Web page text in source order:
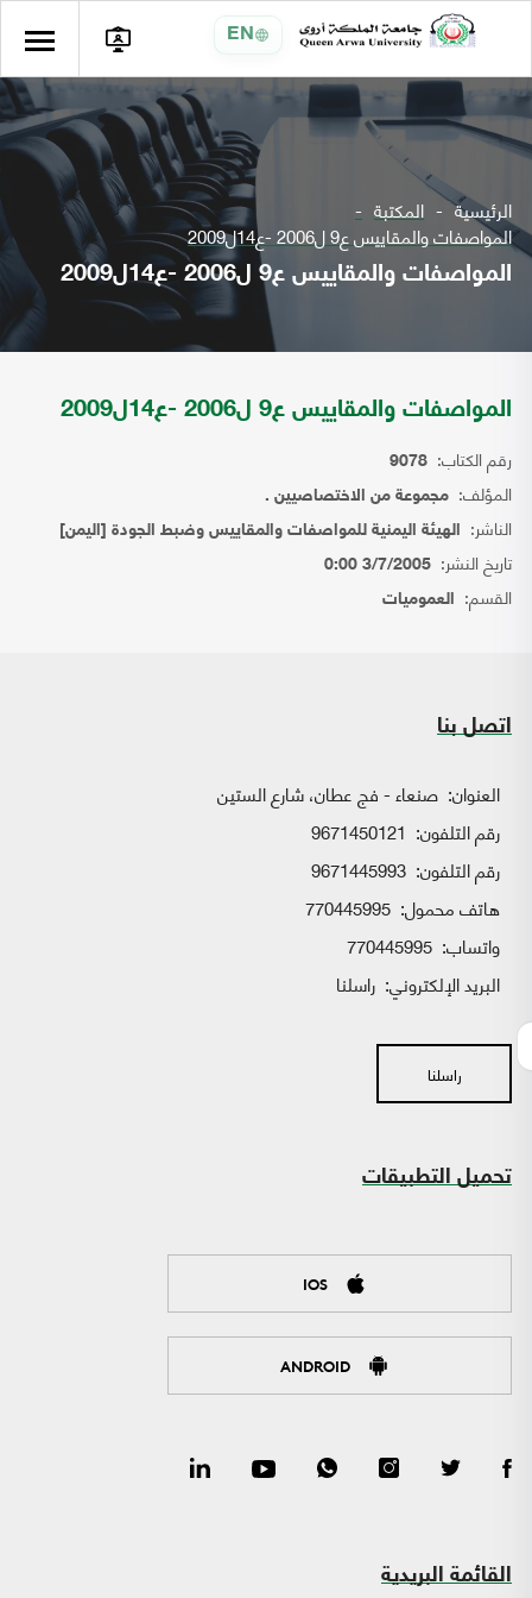
EN
الرئيسية المكتبة
المواصفات والمقاييس ع9 ل2006 -ع14ل2009
المواصفات والمقاييس ع9 ل2006 -ع14ل2009
المواصفات والمقاييس ع9 ل2006 -ع14ل2009
رقم الكتاب: 9078
المؤلف: مجموعة من الاختصاصيين .
الناشر: الهيئة اليمنية للمواصفات والمقاييس وضبط الجودة [اليمن]
تاريخ النشر: 3/7/2005 0:00
القسم: العموميات
اتصل بنا
العنوان: صنعاء - فج عطان، شارع الستين
رقم التلفون: 9671450121
رقم التلفون: 9671445993
هاتف محمول: 770445995
واتساب:
البريد الإلكتروني: راسلنا
راسلنا
تحميل التطبيقات
IOS
ANDROID
القائمة البريدية